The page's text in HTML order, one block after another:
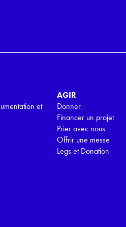
et
AGIR
Donner
Financer un projet
Prier avec nous
Offrir une messe
Legs et Donation